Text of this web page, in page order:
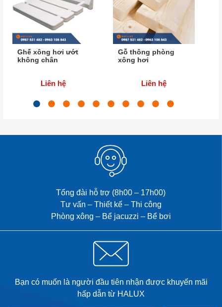
Ghế xông hơi ướt
không chân
Liên hệ
Gỗ thông phòng
xông hơi
Liên hệ
Tổng đài hỗ trợ (8h00 – 17h00)
Tư vấn – Thiết kế – Thi công
Phòng xông – Bể jacuzzi – Bể bơi
Bạn có muốn là người đầu tiên nhận được khuyến mãi
hấp dẫn từ HALUX